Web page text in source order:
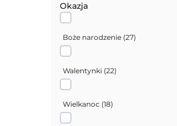
Fioletowy jasny
Fuksjowy
Różowy
Błękitny
Okazja
Boże narodzenie (27)
Walentynki (22)
Wielkanoc (18)